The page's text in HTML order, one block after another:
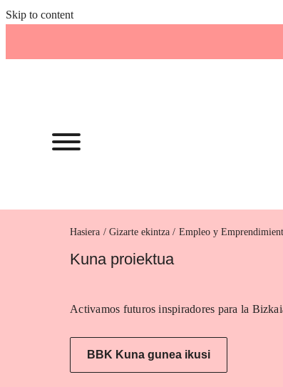
Skip to content
Hasiera Empleo y
Kuna proiektua
Activamos futuros inspiradores para la
BBK Kuna gunea ikusi